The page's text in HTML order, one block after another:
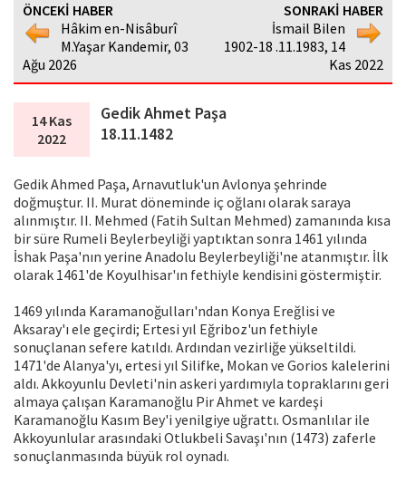
ÖNCEKİ HABER
Hâkim en-Nisâburî
M.Yaşar Kandemir, 03
Ağu 2026
SONRAKİ HABER
İsmail Bilen
1902-18 .11.1983, 14
Kas 2022
14 Kas
2022
Gedik Ahmet Paşa
18.11.1482
Gedik Ahmed Paşa, Arnavutluk'un Avlonya şehrinde
doğmuştur. II. Murat döneminde iç oğlanı olarak saraya
alınmıştır. II. Mehmed (Fatih Sultan Mehmed) zamanında kısa
bir süre Rumeli Beylerbeyliği yaptıktan sonra 1461 yılında
İshak Paşa'nın yerine Anadolu Beylerbeyliği'ne atanmıştır. İlk
olarak 1461'de Koyulhisar'ın fethiyle kendisini göstermiştir.
1469 yılında Karamanoğulları'ndan Konya Ereğlisi ve
Aksaray'ı ele geçirdi; Ertesi yıl Eğriboz'un fethiyle
sonuçlanan sefere katıldı. Ardından vezirliğe yükseltildi.
1471'de Alanya'yı, ertesi yıl Silifke, Mokan ve Gorios kalelerini
aldı. Akkoyunlu Devleti'nin askeri yardımıyla topraklarını geri
almaya çalışan Karamanoğlu Pir Ahmet ve kardeşi
Karamanoğlu Kasım Bey'i yenilgiye uğrattı. Osmanlılar ile
Akkoyunlular arasındaki Otlukbeli Savaşı'nın (1473) zaferle
sonuçlanmasında büyük rol oynadı.